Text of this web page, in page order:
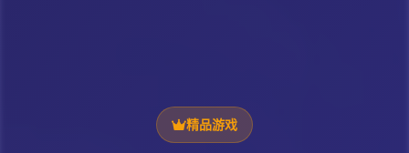
精品游戏